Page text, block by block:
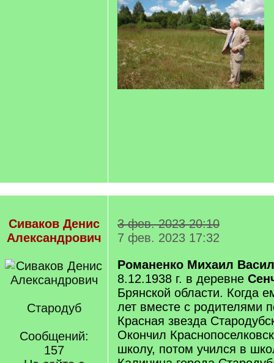
Сиваков Денис
Александрович
Стародуб
Сообщений:
157
3 фев. 2023 20:10
7 фев. 2023 17:32
Романенко Михаил
8.12.1938 г. в деревне
Брянской области. Когда
лет вместе с родителями
Красная звезда
Окончил
школу, потом учился в